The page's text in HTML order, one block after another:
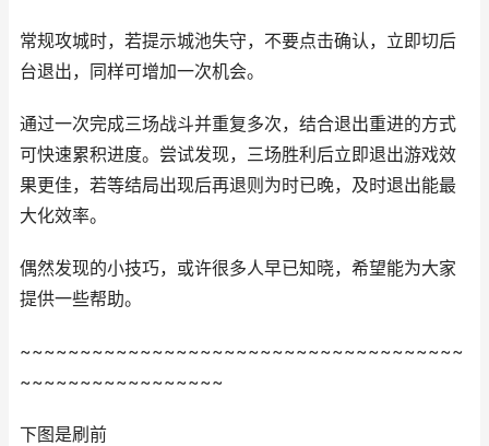
常规攻城时，若提示城池失守，不要点击确认，立即切后
台退出，同样可增加一次机会。
通过一次完成三场战斗并重复多次，结合退出重进的方式
可快速累积进度。尝试发现，三场胜利后立即退出游戏效
果更佳，若等结局出现后再退则为时已晚，及时退出能最
大化效率。
偶然发现的小技巧，或许很多人早已知晓，希望能为大家
提供一些帮助。
~~~~~~~~~~~~~~~~~~~~~~~~~~~~~~~~~~~~~
~~~~~~~~~~~~~~~~~
下图是刷前